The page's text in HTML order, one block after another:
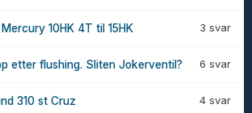
3 svar
10HK 4T til 15HK
6 svar
etter flushing. Sliten Jokerventil?
4 svar
310 st Cruz